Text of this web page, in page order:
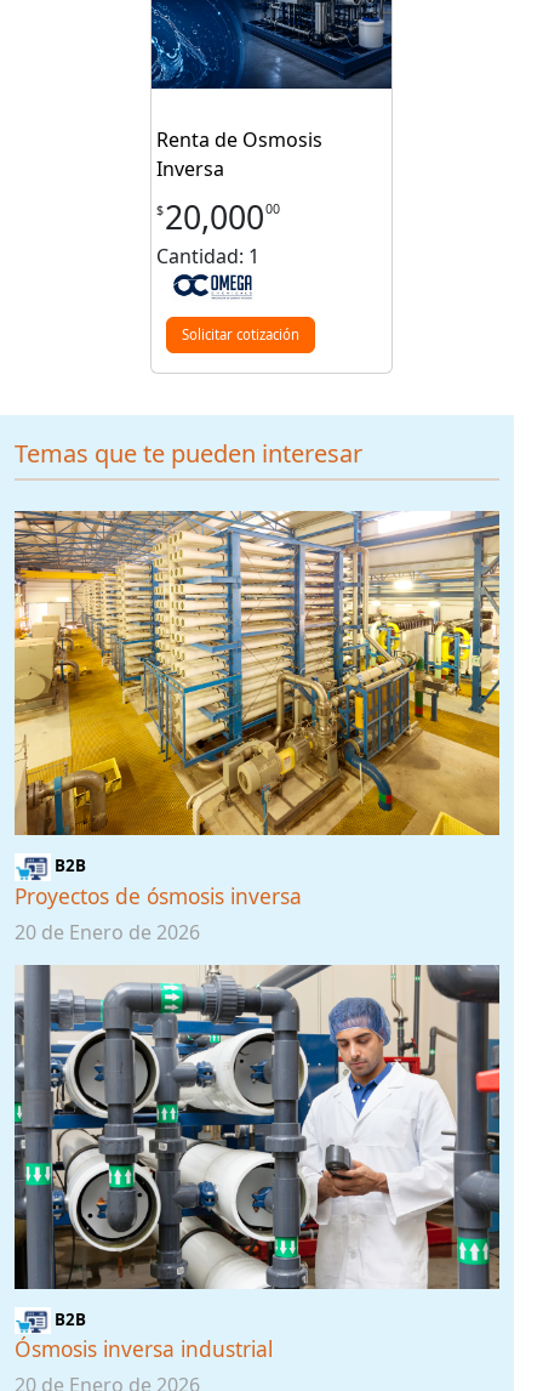
Renta de Osmosis
Inversa
$20,00000
Cantidad: 1
Solicitar cotización
Temas que te pueden interesar
B2B
Proyectos de ósmosis inversa
20 de Enero de 2026
B2B
Ósmosis inversa industrial
20 de Enero de 2026